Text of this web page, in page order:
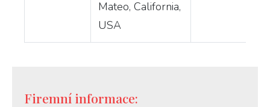
Mateo, California,
USA
Firemní informace: